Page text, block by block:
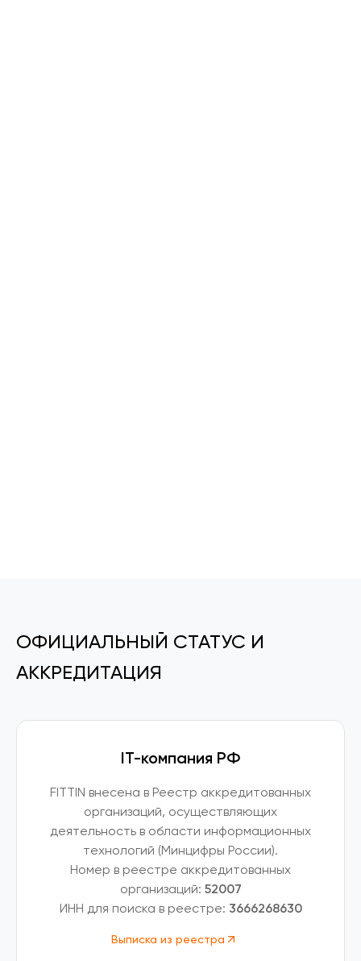
ОФИЦИАЛЬНЫЙ СТАТУС И
АККРЕДИТАЦИЯ
IT-компания РФ
FITTIN внесена в Реестр аккредитованных
организаций, осуществляющих
деятельность в области информационных
технологий (Минцифры России).
Номер в реестре аккредитованных
организаций: 52007
ИНН для поиска в реестре: 3666268630
Выписка из реестра